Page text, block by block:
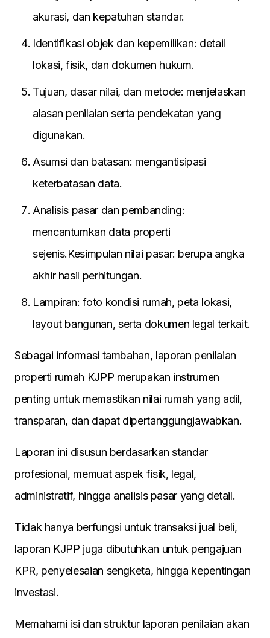
akurasi, dan kepatuhan standar.
Identifikasi objek dan kepemilikan: detail
lokasi, fisik, dan dokumen hukum.
Tujuan, dasar nilai, dan metode: menjelaskan
alasan penilaian serta pendekatan yang
digunakan.
Asumsi dan batasan: mengantisipasi
keterbatasan data.
Analisis pasar dan pembanding:
mencantumkan data properti
sejenis.Kesimpulan nilai pasar: berupa angka
akhir hasil perhitungan.
Lampiran: foto kondisi rumah, peta lokasi,
layout bangunan, serta dokumen legal terkait.
Sebagai informasi tambahan, laporan penilaian
properti rumah KJPP merupakan instrumen
penting untuk memastikan nilai rumah yang adil,
transparan, dan dapat dipertanggungjawabkan.
Laporan ini disusun berdasarkan standar
profesional, memuat aspek fisik, legal,
administratif, hingga analisis pasar yang detail.
Tidak hanya berfungsi untuk transaksi jual beli,
laporan KJPP juga dibutuhkan untuk pengajuan
KPR, penyelesaian sengketa, hingga kepentingan
investasi.
Memahami isi dan struktur laporan penilaian akan